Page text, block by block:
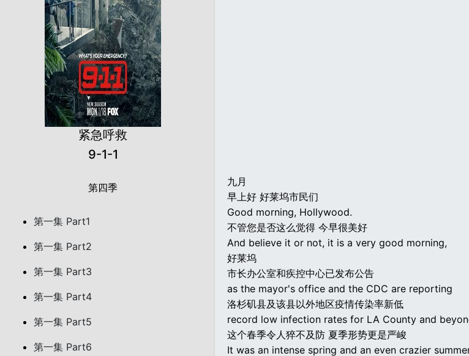
紧急呼救
9-1-1
第四季
第一集 Part1
第一集 Part2
第一集 Part3
第一集 Part4
第一集 Part5
第一集 Part6
九月
早上好 好莱坞市民们
Good morning, Hollywood.
不管您是否这么觉得 今早很美好
And believe it or not, it is a very good morning,
好莱坞
市长办公室和疾控中心已发布公告
as the mayor's office and the CDC are reporting
洛杉矶县及该县以外地区疫情传染率新低
record low infection rates for LA County and
这个春季令人猝不及防 夏季形势更是严峻
It was an intense spring and an even crazier